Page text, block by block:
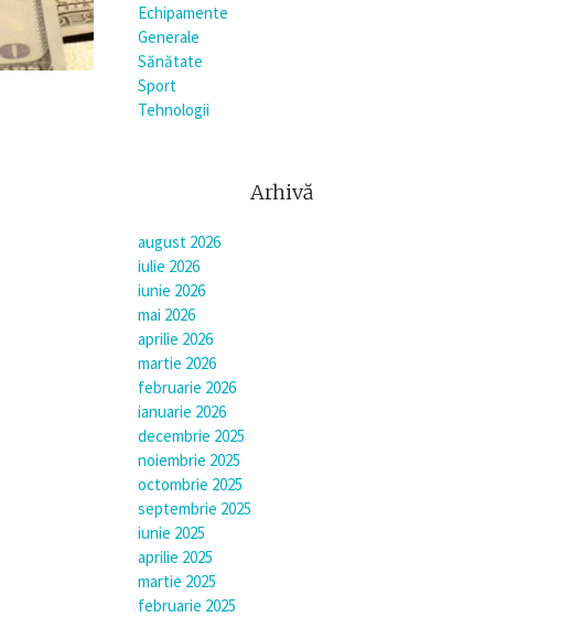
Echipamente
Generale
Sănătate
Sport
Tehnologii
Arhivă
august 2026
iulie 2026
iunie 2026
mai 2026
aprilie 2026
martie 2026
februarie 2026
ianuarie 2026
decembrie 2025
noiembrie 2025
octombrie 2025
septembrie 2025
iunie 2025
aprilie 2025
martie 2025
februarie 2025